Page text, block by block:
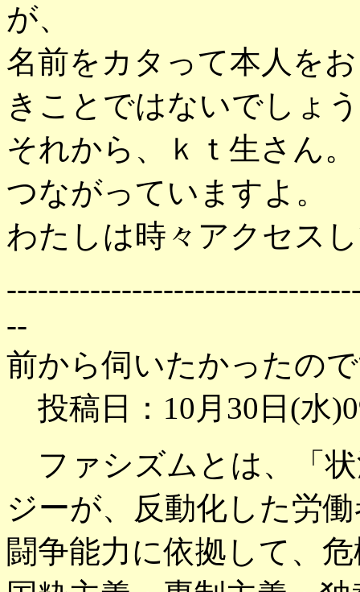
が、
名前をカタって本人を
きことではないでしょ
それから、ｋｔ生さん
つながっていますよ。
わたしは時々アクセス
--
前から伺いたかったの
投稿日：10月30日(水
ファシズムとは、「
ジーが、反動化した労
闘争能力に依拠して、